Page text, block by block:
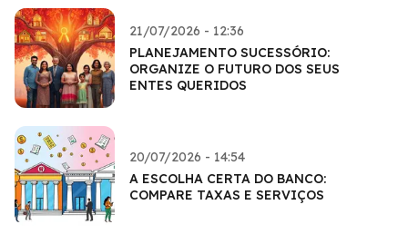
21/07/2026 - 12:36
PLANEJAMENTO SUCESSÓRIO:
ORGANIZE O FUTURO DOS SEUS
ENTES QUERIDOS
20/07/2026 - 14:54
A ESCOLHA CERTA DO BANCO:
COMPARE TAXAS E SERVIÇOS